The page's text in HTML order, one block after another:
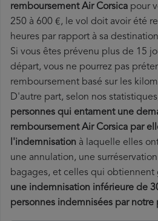
remboursement Air Corsica pour
250 à 600 €, le vol doit avoir été
heures par rapport à sa
Si vous êtes prévenu plus de 15
départ, vous ne pourrez pas
remboursement basé sur les
D'autre part, selon nos
personnes qui entament une
remboursement Air Corsica par
l'indemnisation à laquelle elles
une annulation, une
bagages, et celles qui obtiennent
une indemnisation inférieure de
personnes indemnisées par notre